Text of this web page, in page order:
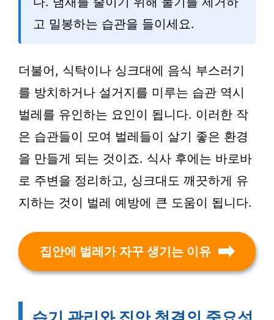
고 밀봉하는 습관을 들이세요.
더불어, 식탁이나 싱크대에 음식 부스러기
를 방치하거나 설거지를 미루는 습관 역시
벌레를 유인하는 요인이 됩니다. 이러한 작
은 습관들이 모여 벌레들이 살기 좋은 환경
을 만들게 되는 것이죠. 식사 후에는 바로바
로 주변을 정리하고, 싱크대도 깨끗하게 유
지하는 것이 벌레 예방에 큰 도움이 됩니다.
집안에 벌레가 자꾸 생기는 이유